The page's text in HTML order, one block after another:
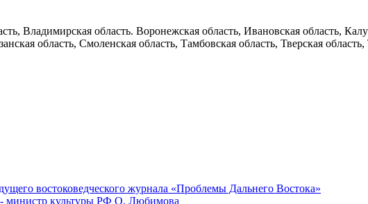
Владимирская область. Воронежская область, Ивановская область,
область, Смоленская область, Тамбовская область, Тверская область,
востоковедческого журнала «Проблемы Дальнего Востока»
министр культуры РФ О. Любимова